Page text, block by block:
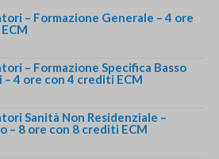
– Formazione Generale – 4 ore
– Formazione Specifica Basso
– 4 ore con 4 crediti ECM
Sanità Non Residenziale –
– 8 ore con 8 crediti ECM